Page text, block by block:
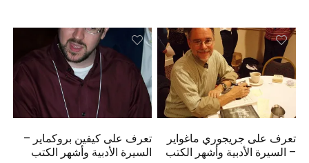
تعرف على جريجوري ماغواير
– السيرة الأدبية وأشهر الكتب
تعرف على كيفين بروكماير –
السيرة الأدبية وأشهر الكتب